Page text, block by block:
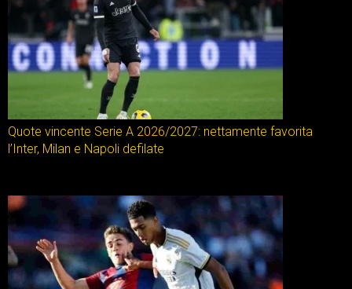
Quote vincente Serie A 2026/2027: nettamente favorita
l’Inter, Milan e Napoli defilate